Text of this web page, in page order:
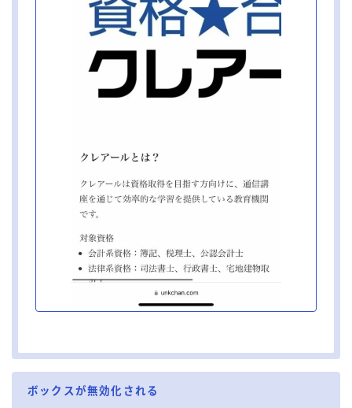
ボックスが無効化される